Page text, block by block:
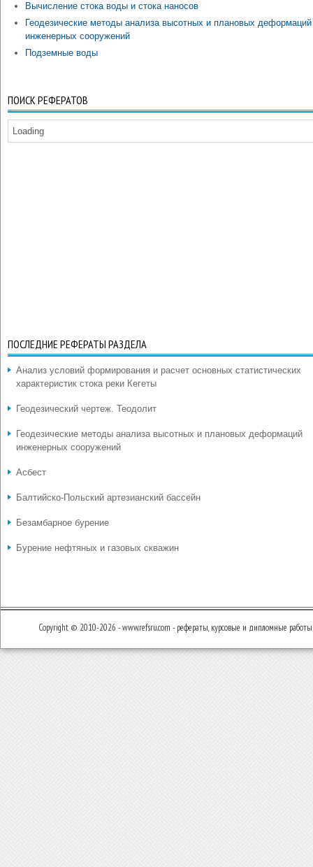
Вычисление стока воды и стока наносов
Геодезические методы анализа высотных и плановых деформаций
инженерных сооружений
Подземные воды
ПОИСК РЕФЕРАТОВ
Loading
ПОСЛЕДНИЕ РЕФЕРАТЫ РАЗДЕЛА
Анализ условий формирования и расчет основных статистических
характеристик стока реки Кегеты
Геодезический чертеж. Теодолит
Геодезические методы анализа высотных и плановых деформаций
инженерных сооружений
Асбест
Балтийско-Польский артезианский бассейн
Безамбарное бурение
Бурение нефтяных и газовых скважин
Copyright © 2010-2026 - www.refsru.com - рефераты, курсовые и дипломные работы